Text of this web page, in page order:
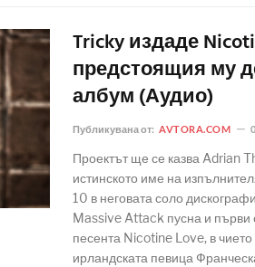
Tricky издаде
предстоящия му
албум (Аудио)
Публикувана от: AVTORA.COM
Проектът ще се казва Adrian
истинското име на
10 в неговата соло
Massive Attack пусна и първи
песента Nicotine Love, в
ирландската певица